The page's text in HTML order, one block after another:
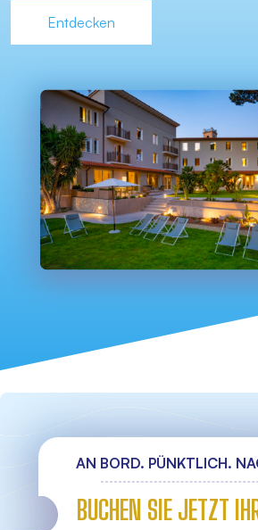
Entdecken
AN BORD. PÜNKTLICH.
BUCHEN SIE JETZT